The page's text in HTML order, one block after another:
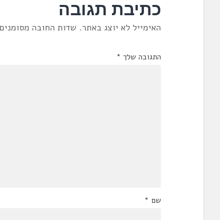
כתיבת תגובה
האימייל לא יוצג באתר. שדות החובה
התגובה שלך *
שם *